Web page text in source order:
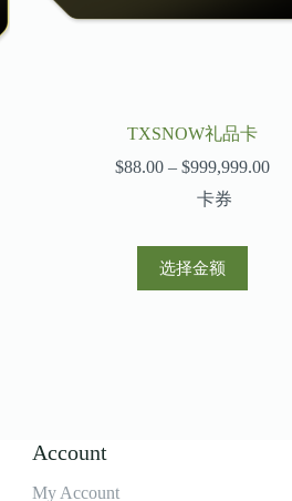
TXSNOW礼品卡
$88.00 – $999,999.00价
卡券
选择金额
Account
My Account